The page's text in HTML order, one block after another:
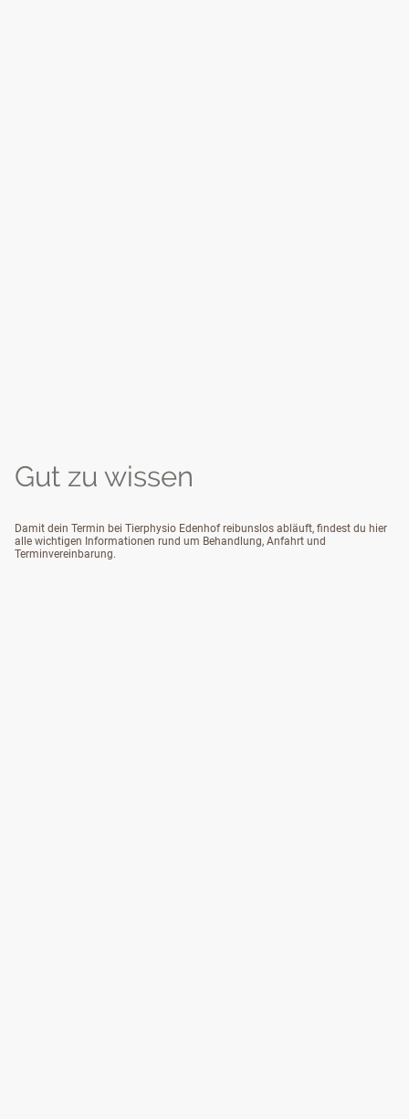
Gut zu wissen
Damit dein Termin bei Tierphysio Edenhof reibunslos abläuft, findest du hier
alle wichtigen Informationen rund um Behandlung, Anfahrt und
Terminvereinbarung.